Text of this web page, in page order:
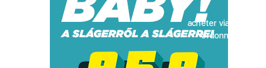
acheter viagra sans
ordonnance